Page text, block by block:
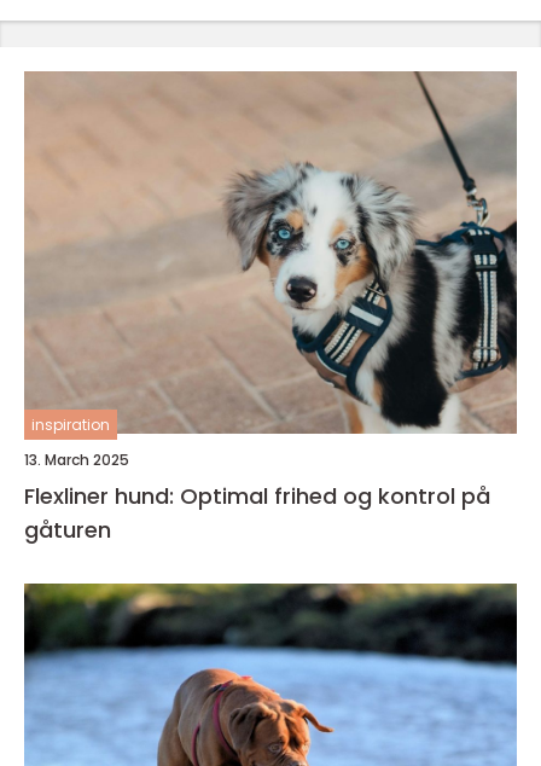
inspiration
13. March 2025
Flexliner hund: Optimal frihed og kontrol på
gåturen